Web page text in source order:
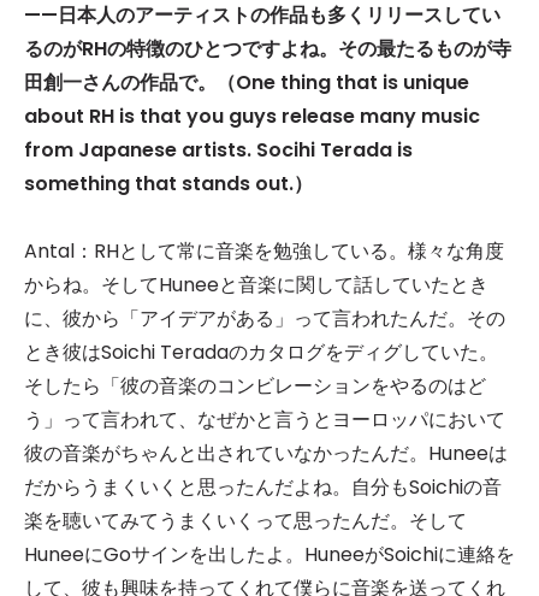
——日本人のアーティストの作品も多くリリースしてい
るのがRHの特徴のひとつですよね。その最たるものが寺
田創一さんの作品で。（One thing that is unique
about RH is that you guys release many music
from Japanese artists. Socihi Terada is
something that stands out.）
Antal：RHとして常に音楽を勉強している。様々な角度
からね。そしてHuneeと音楽に関して話していたとき
に、彼から「アイデアがある」って言われたんだ。その
とき彼はSoichi Teradaのカタログをディグしていた。
そしたら「彼の音楽のコンビレーションをやるのはど
う」って言われて、なぜかと言うとヨーロッパにおいて
彼の音楽がちゃんと出されていなかったんだ。Huneeは
だからうまくいくと思ったんだよね。自分もSoichiの音
楽を聴いてみてうまくいくって思ったんだ。そして
HuneeにGoサインを出したよ。HuneeがSoichiに連絡を
して、彼も興味を持ってくれて僕らに音楽を送ってくれ